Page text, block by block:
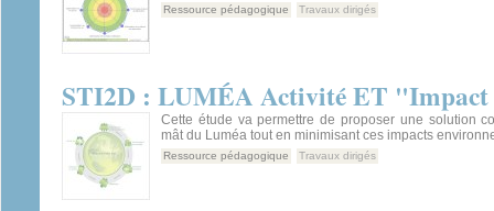
Ressource pédagogique Travaux dirigés
STI2D : LUMÉA Activité ET
Cette étude va permettre de proposer une solution
mât du Luméa tout en minimisant ces impacts
Ressource pédagogique Travaux dirigés